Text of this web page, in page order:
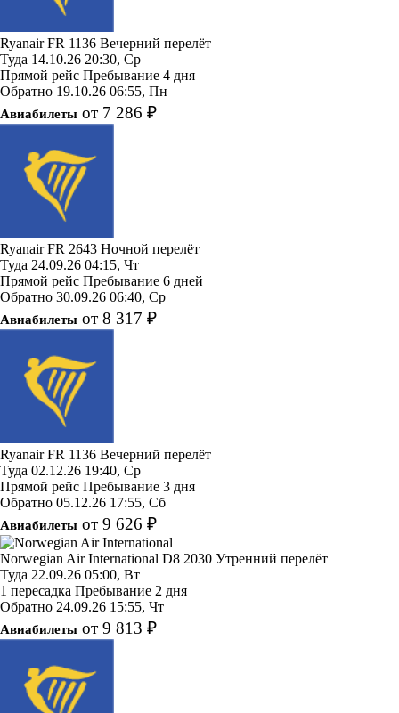
RyanairFR 1136 Вечерний перелёт
Туда 14.10.26 20:30, Ср
Прямой рейс Пребывание 4 дня
Обратно 19.10.26 06:55, Пн
Авиабилеты от 7 286 ₽
RyanairFR 2643 Ночной перелёт
Туда 24.09.26 04:15, Чт
Прямой рейс Пребывание 6 дней
Обратно 30.09.26 06:40, Ср
Авиабилеты от 8 317 ₽
RyanairFR 1136 Вечерний перелёт
Туда 02.12.26 19:40, Ср
Прямой рейс Пребывание 3 дня
Обратно 05.12.26 17:55, Сб
Авиабилеты от 9 626 ₽
Norwegian Air International D8 2030 Утренний перелёт
Туда 22.09.26 05:00, Вт
1 пересадка Пребывание 2 дня
Обратно 24.09.26 15:55, Чт
Авиабилеты от 9 813 ₽